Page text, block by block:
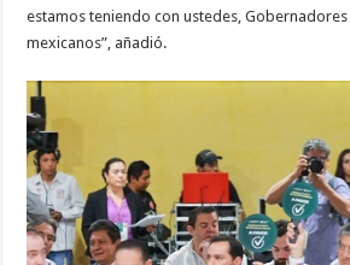
estamos teniendo con ustedes,
mexicanos”, añadió.